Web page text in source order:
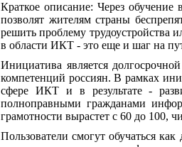
Краткое описание: Через
позволят жителям страны
решить проблему трудоустройства
в области ИКТ - это еще и шаг на
Инициатива является
компетенций россиян. В рамках
сфере ИКТ и в результате -
полноправными гражданами
грамотности вырастет с 60 до 100,
Пользователи смогут обучаться